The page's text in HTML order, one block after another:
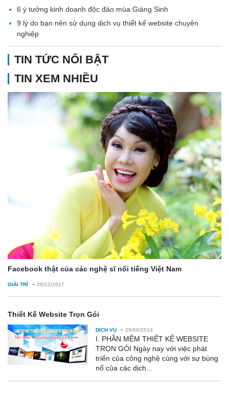
6 ý tưởng kinh doanh độc đáo mùa Giáng Sinh
9 lý do bạn nên sử dụng dịch vụ thiết kế website chuyên
nghiệp
TIN TỨC NỔI BẬT
TIN XEM NHIỀU
Facebook thật của các nghệ sĩ nổi tiếng Việt Nam
GIẢI TRÍ - 20/12/2017
Thiết Kế Website Trọn Gói
DỊCH VỤ - 25/06/2014
I. PHẦN MỀM THIẾT KẾ WEBSITE
TRỌN GÓI Ngày nay với việc phát
triển của công nghệ cùng với sự bùng
nổ của các dịch...